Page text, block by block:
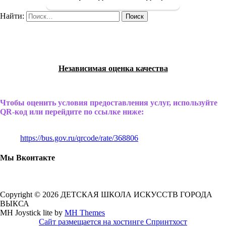
Найти:
Независимая оценка качества
Чтобы оценить условия предоставления услуг, используйте
QR-код или перейдите по ссылке ниже:
https://bus.gov.ru/qrcode/rate/368806
Мы Вконтакте
Copyright © 2026 ДЕТСКАЯ ШКОЛА ИСКУССТВ ГОРОДА
ВЫКСА
MH Joystick lite by MH Themes
Сайт размещается на хостинге Спринтхост